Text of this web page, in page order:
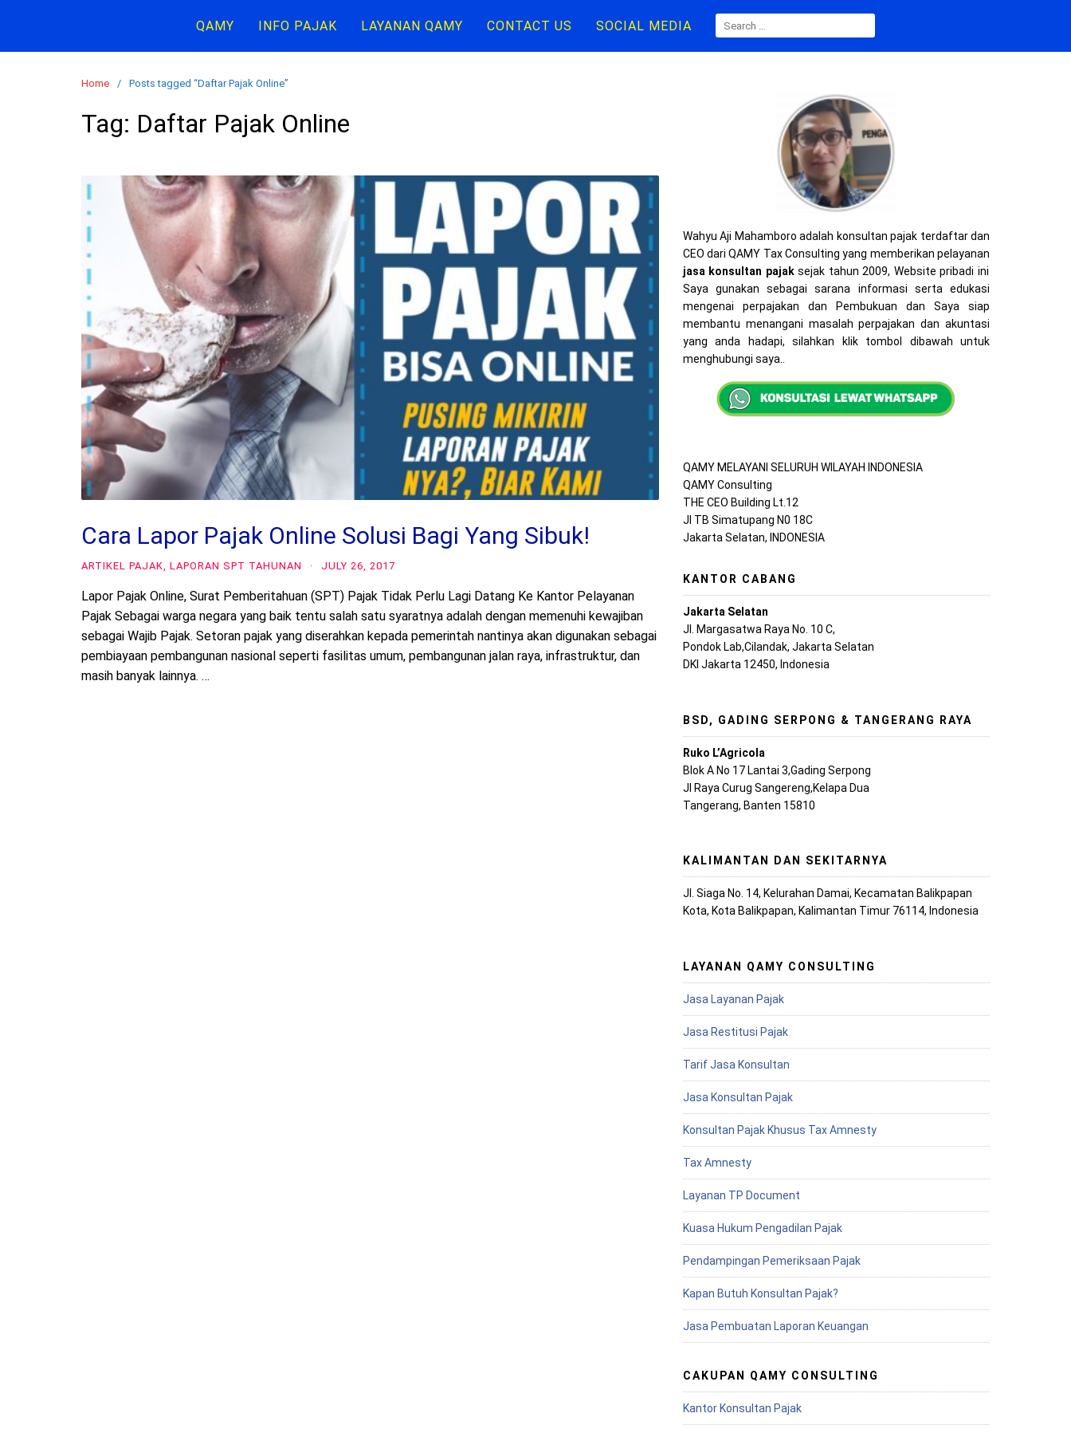
content
QAMY INFO PAJAK LAYANAN QAMY CONTACT US SOCIAL MEDIA
FOR:
Home Posts tagged “Daftar Pajak Online”
Tag: Daftar Pajak Online
Cara Lapor Pajak Online Solusi Bagi Yang Sibuk!
ARTIKEL PAJAK LAPORAN SPT TAHUNAN · JULY 26, 2017
Lapor Pajak Online, Surat Pemberitahuan (SPT) Pajak Tidak Perlu Lagi Datang Ke Kantor Pelayanan
Pajak Sebagai warga negara yang baik tentu salah satu syaratnya adalah dengan memenuhi kewajiban
sebagai Wajib Pajak. Setoran pajak yang diserahkan kepada pemerintah nantinya akan digunakan sebagai
pembiayaan pembangunan nasional seperti fasilitas umum, pembangunan jalan raya, infrastruktur, dan
masih banyak lainnya. …
Wahyu Aji Mahamboro adalah konsultan pajak terdaftar dan
CEO dari QAMY Tax Consulting yang memberikan pelayanan
jasa konsultan pajaksejak tahun 2009, Website pribadi ini
Saya gunakan sebagai sarana informasi serta edukasi
mengenai perpajakan dan Pembukuan dan Saya siap
membantu menangani masalah perpajakan dan akuntasi
yang anda hadapi, silahkan klik tombol dibawah untuk
menghubungi saya..
QAMY MELAYANI SELURUH WILAYAH INDONESIA
QAMY Consulting
THE CEO Building Lt.12
Jl TB Simatupang N0 18C
Jakarta Selatan, INDONESIA
KANTOR CABANG
Jakarta Selatan
Jl. Margasatwa Raya No. 10 C,
Pondok Lab,Cilandak, Jakarta Selatan
DKI Jakarta 12450, Indonesia
BSD, GADING SERPONG & TANGERANG RAYA
Ruko L’Agricola
Blok A No 17 Lantai 3,Gading Serpong
Jl Raya Curug Sangereng,Kelapa Dua
Tangerang, Banten 15810
KALIMANTAN DAN SEKITARNYA
Jl. Siaga No. 14, Kelurahan Damai, Kecamatan Balikpapan
Kota, Kota Balikpapan, Kalimantan Timur 76114, Indonesia
LAYANAN QAMY CONSULTING
Jasa Layanan Pajak
Jasa Restitusi Pajak
Tarif Jasa Konsultan
Jasa Konsultan Pajak
Konsultan Pajak Khusus Tax Amnesty
Tax Amnesty
Layanan TP Document
Kuasa Hukum Pengadilan Pajak
Pendampingan Pemeriksaan Pajak
Kapan Butuh Konsultan Pajak?
Jasa Pembuatan Laporan Keuangan
CAKUPAN QAMY CONSULTING
Kantor Konsultan Pajak